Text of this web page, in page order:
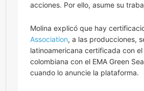
acciones. Por ello, asume su
Molina explicó que hay
Association, a las producciones,
latinoamericana certificada con
colombiana con el EMA Green
cuando lo anuncie la plataforma.